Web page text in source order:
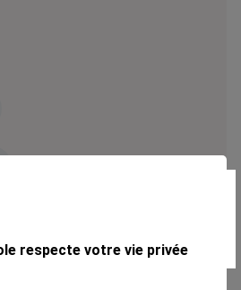
respecte votre vie privée